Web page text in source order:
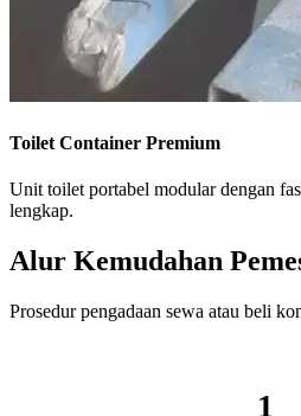
Toilet Container Premium
Unit toilet portabel modular dengan
lengkap.
Alur Kemudahan
Prosedur pengadaan sewa atau beli
1